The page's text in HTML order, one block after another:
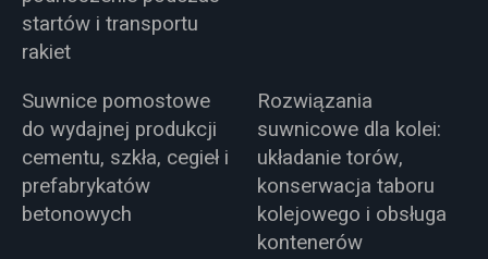
startów i transportu
rakiet
Suwnice pomostowe
do wydajnej produkcji
cementu, szkła, cegieł i
prefabrykatów
betonowych
Rozwiązania
suwnicowe dla kolei:
układanie torów,
konserwacja taboru
kolejowego i obsługa
kontenerów